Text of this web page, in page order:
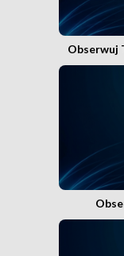
Obserwuj